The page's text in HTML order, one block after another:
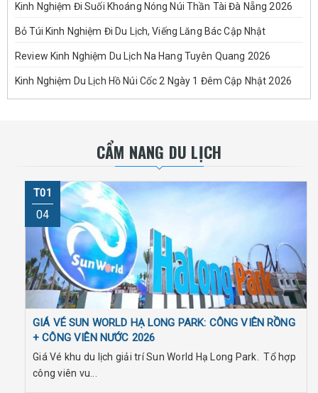
Kinh Nghiệm Đi Suối Khoáng Nóng Núi Thần Tài Đà Nẵng 2026
Bỏ Túi Kinh Nghiệm Đi Du Lịch, Viếng Lăng Bác Cập Nhật
Review Kinh Nghiệm Du Lịch Na Hang Tuyên Quang 2026
Kinh Nghiệm Du Lịch Hồ Núi Cốc 2 Ngày 1 Đêm Cập Nhật 2026
CẨM NANG DU LỊCH
T01
04
GIÁ VÉ SUN WORLD HẠ LONG PARK: CÔNG VIÊN RỒNG
+ CÔNG VIÊN NƯỚC 2026
Giá Vé khu du lịch giải trí Sun World Hạ Long Park. Tổ hợp
công viên vu...